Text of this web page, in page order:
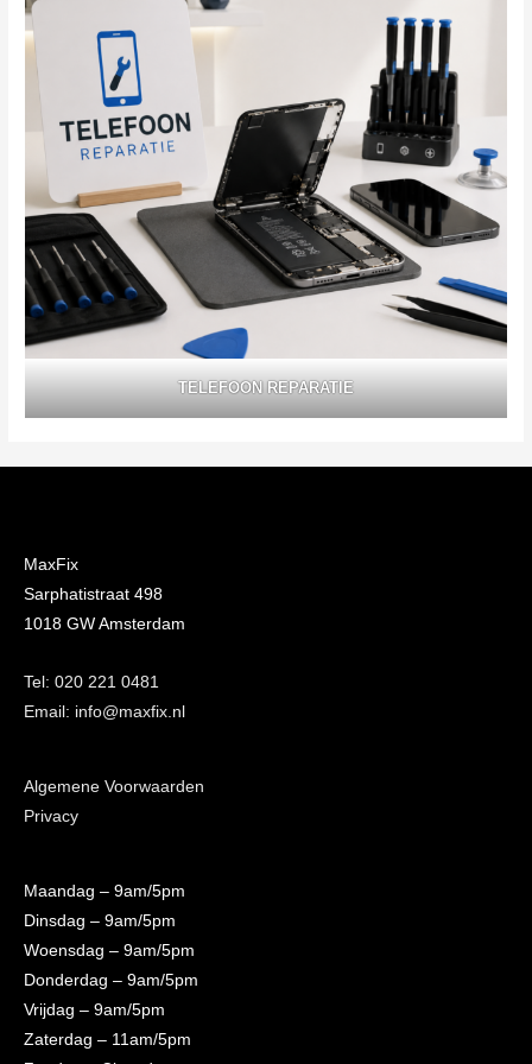
TELEFOON REPARATIE
MaxFix
Sarphatistraat 498
1018 GW Amsterdam
Tel: 020 221 0481
Email: info@maxfix.nl
Algemene Voorwaarden
Privacy
Maandag – 9am/5pm
Dinsdag – 9am/5pm
Woensdag – 9am/5pm
Donderdag – 9am/5pm
Vrijdag – 9am/5pm
Zaterdag – 11am/5pm